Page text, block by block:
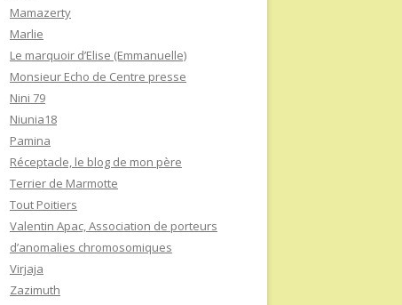
Mamazerty
Marlie
Le marquoir d’Elise (Emmanuelle)
Monsieur Echo de Centre presse
Nini 79
Niunia18
Pamina
Réceptacle, le blog de mon père
Terrier de Marmotte
Tout Poitiers
Valentin Apac, Association de porteurs
d’anomalies chromosomiques
Virjaja
Zazimuth